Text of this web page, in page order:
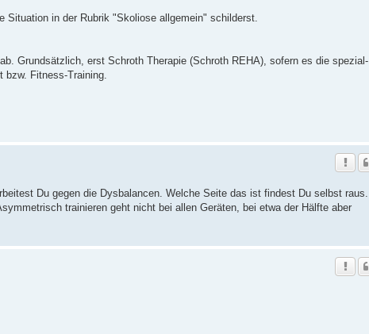
in der Rubrik "Skoliose allgemein" schilderst.
Grundsätzlich, erst Schroth Therapie (Schroth REHA), sofern es die spezial-
Fitness-Training.
Du gegen die Dysbalancen. Welche Seite das ist findest Du selbst raus.
trainieren geht nicht bei allen Geräten, bei etwa der Hälfte aber